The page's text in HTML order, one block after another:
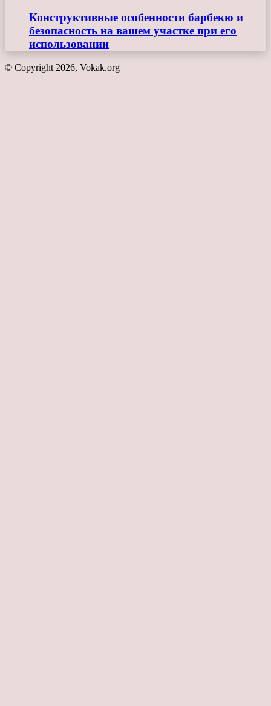
Конструктивные особенности барбекю и
безопасность на вашем участке при его
использовании
© Copyright 2026, Vokak.org